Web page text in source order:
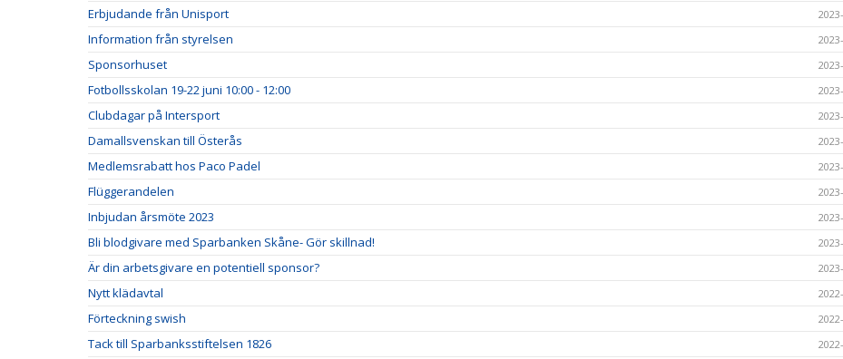
Erbjudande från Unisport
Information från styrelsen
Sponsorhuset
Fotbollsskolan 19-22 juni 10:00 - 12:00
Clubdagar på Intersport
Damallsvenskan till Österås
Medlemsrabatt hos Paco Padel
Flüggerandelen
Inbjudan årsmöte 2023
Bli blodgivare med Sparbanken Skåne- Gör skillnad!
Är din arbetsgivare en potentiell sponsor?
Nytt klädavtal
Förteckning swish
Tack till Sparbanksstiftelsen 1826